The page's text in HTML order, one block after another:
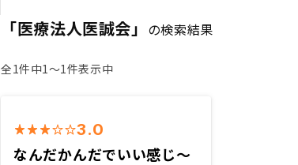
「医療法人医誠会」 の検索結果
全1件中1〜1件表示中
3.0
なんだかんだでいい感じ〜